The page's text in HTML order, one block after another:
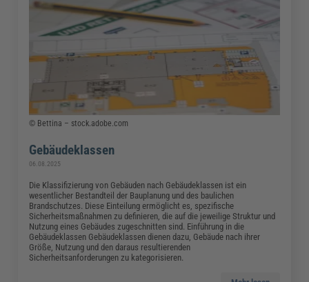
© Bettina – stock.adobe.com
Gebäudeklassen
06.08.2025
Die Klassifizierung von Gebäuden nach Gebäudeklassen ist ein
wesentlicher Bestandteil der Bauplanung und des baulichen
Brandschutzes. Diese Einteilung ermöglicht es, spezifische
Sicherheitsmaßnahmen zu definieren, die auf die jeweilige Struktur und
Nutzung eines Gebäudes zugeschnitten sind. Einführung in die
Gebäudeklassen Gebäudeklassen dienen dazu, Gebäude nach ihrer
Größe, Nutzung und den daraus resultierenden
Sicherheitsanforderungen zu kategorisieren.